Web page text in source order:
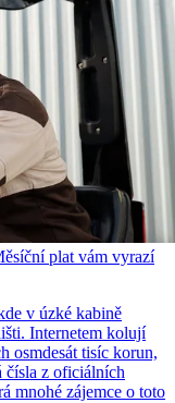
plat vám vyrazí
v úzké kabině
Internetem kolují
osmdesát tisíc korun,
čísla z oficiálních
mnohé zájemce o toto